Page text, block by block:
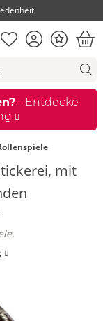
Merkliste
KontoBonus
- Entdecke
mit